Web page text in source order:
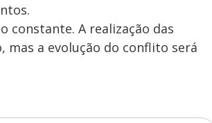
constante. A realização das
mas a evolução do conflito será